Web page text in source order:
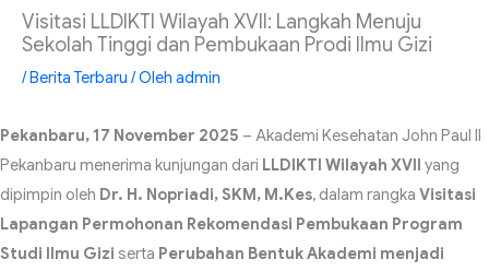
Visitasi LLDIKTI Wilayah XVII: Langkah Menuju
Sekolah Tinggi dan Pembukaan Prodi Ilmu Gizi
/Berita Terbaru / Oleh admin
Pekanbaru, 17 November 2025 – Akademi Kesehatan John Paul II
Pekanbaru menerima kunjungan dari LLDIKTI Wilayah XVII yang
dipimpin oleh Dr. H. Nopriadi, SKM, M.Kes, dalam rangka Visitasi
Lapangan Permohonan Rekomendasi Pembukaan Program
Studi Ilmu Gizi serta Perubahan Bentuk Akademi menjadi